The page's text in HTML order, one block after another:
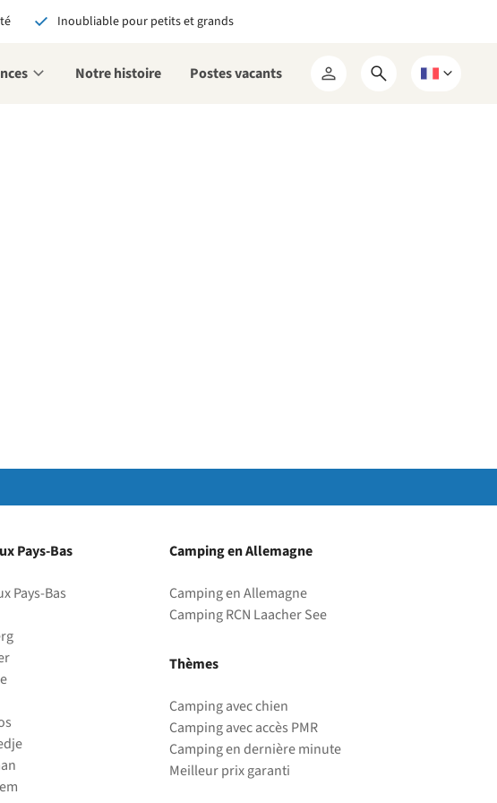
Inoubliable pour petits et grands
Notre histoire Postes vacants
Mon
Ouvrir
Choisissez
Pays-Bas
Pays-Bas
Camping en Allemagne
Camping en Allemagne
Camping RCN Laacher See
Thèmes
Camping avec chien
Camping avec accès PMR
Camping en dernière minute
Meilleur prix garanti